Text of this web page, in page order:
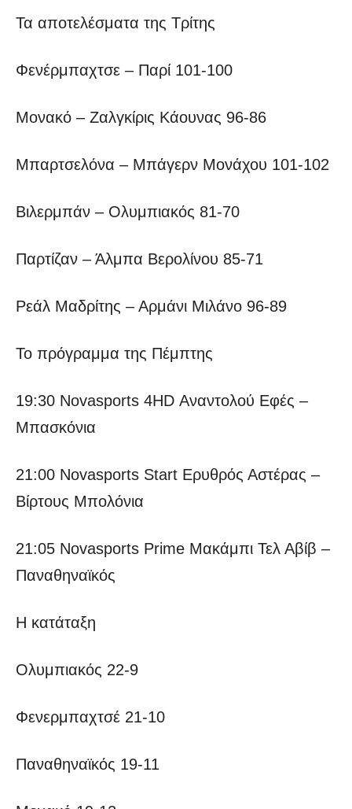
Τα αποτελέσματα της Τρίτης
Φενέρμπαχτσε – Παρί 101-100
Μονακό – Ζαλγκίρις Κάουνας 96-86
Μπαρτσελόνα – Μπάγερν Μονάχου 101-102
Βιλερμπάν – Ολυμπιακός 81-70
Παρτίζαν – Άλμπα Βερολίνου 85-71
Ρεάλ Μαδρίτης – Αρμάνι Μιλάνο 96-89
Το πρόγραμμα της Πέμπτης
19:30 Novasports 4HD Αναντολού Εφές –
Μπασκόνια
21:00 Novasports Start Ερυθρός Αστέρας –
Βίρτους Μπολόνια
21:05 Novasports Prime Μακάμπι Τελ Αβίβ –
Παναθηναϊκός
Η κατάταξη
Ολυμπιακός 22-9
Φενερμπαχτσέ 21-10
Παναθηναϊκός 19-11